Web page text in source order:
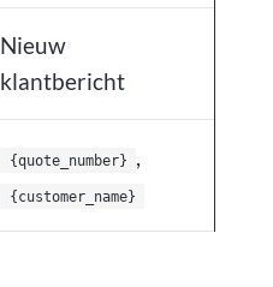
Nieuw
klantbericht
{quote_number} ,
{customer_name}